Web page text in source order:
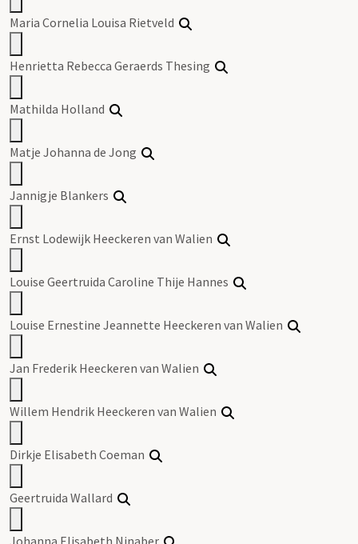
Maria Cornelia Louisa Rietveld
Henrietta Rebecca Geraerds Thesing
Mathilda Holland
Matje Johanna de Jong
Jannigje Blankers
Ernst Lodewijk Heeckeren van Walien
Louise Geertruida Caroline Thije Hannes
Louise Ernestine Jeannette Heeckeren van Walien
Jan Frederik Heeckeren van Walien
Willem Hendrik Heeckeren van Walien
Dirkje Elisabeth Coeman
Geertruida Wallard
Johanna Elisabeth Ninaber